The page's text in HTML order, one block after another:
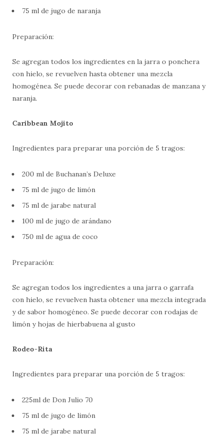
75 ml de jugo de naranja
Preparación:
Se agregan todos los ingredientes en la jarra o ponchera
con hielo, se revuelven hasta obtener una mezcla
homogénea. Se puede decorar con rebanadas de manzana y
naranja.
Caribbean Mojito
Ingredientes para preparar una porción de 5 tragos:
200 ml de Buchanan’s Deluxe
75 ml de jugo de limón
75 ml de jarabe natural
100 ml de jugo de arándano
750 ml de agua de coco
Preparación:
Se agregan todos los ingredientes a una jarra o garrafa
con hielo, se revuelven hasta obtener una mezcla integrada
y de sabor homogéneo. Se puede decorar con rodajas de
limón y hojas de hierbabuena al gusto
Rodeo-Rita
Ingredientes para preparar una porción de 5 tragos:
225ml de Don Julio 70
75 ml de jugo de limón
75 ml de jarabe natural